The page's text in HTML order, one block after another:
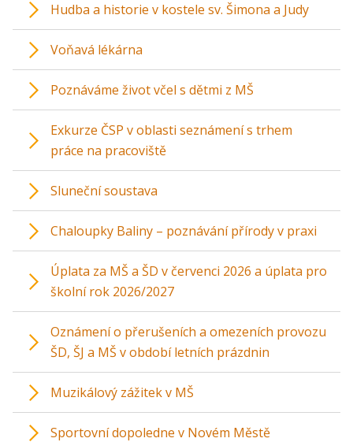
Hudba a historie v kostele sv. Šimona a Judy
Voňavá lékárna
Poznáváme život včel s dětmi z MŠ
Exkurze ČSP v oblasti seznámení s trhem
práce na pracoviště
Sluneční soustava
Chaloupky Baliny – poznávání přírody v praxi
Úplata za MŠ a ŠD v červenci 2026 a úplata pro
školní rok 2026/2027
Oznámení o přerušeních a omezeních provozu
ŠD, ŠJ a MŠ v období letních prázdnin
Muzikálový zážitek v MŠ
Sportovní dopoledne v Novém Městě